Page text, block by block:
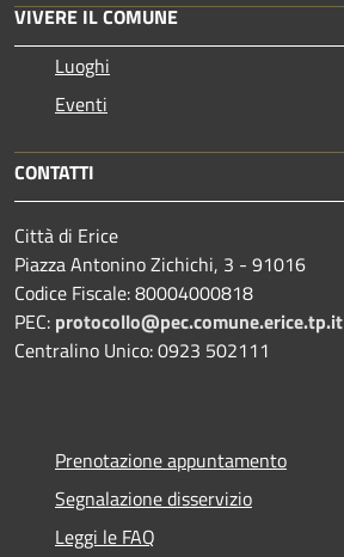
VIVERE IL COMUNE
Luoghi
Eventi
CONTATTI
Città di Erice
Piazza Antonino Zichichi, 3 - 91016
Codice Fiscale: 80004000818
PEC: protocollo@pec.comune.erice.tp.it
Centralino Unico: 0923 502111
Prenotazione appuntamento
Segnalazione disservizio
Leggi le FAQ